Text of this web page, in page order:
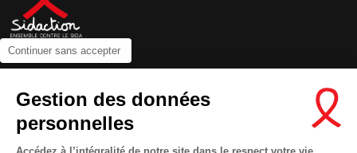
Continuer sans accepter
Gestion des données
personnelles
Accédez à l’intégralité de notre site dans le respect votre vie
Newsletter
Nous suivre sur les réseaux :